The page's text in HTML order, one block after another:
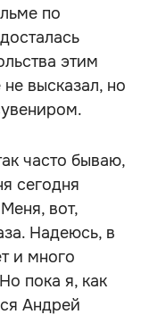
по
этим
высказал, но
часто бываю,
сегодня
вот,
Надеюсь, в
и много
пока я, как
Андрей